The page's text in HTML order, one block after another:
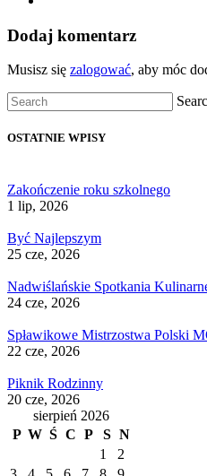
Dodaj komentarz
Musisz się zalogować, aby móc
OSTATNIE WPISY
Zakończenie roku szkolnego
1 lip, 2026
Być Najlepszym
25 cze, 2026
Nadwiślańskie Spotkania
24 cze, 2026
Spławikowe Mistrzostwa Polski
22 cze, 2026
Piknik Rodzinny
20 cze, 2026
sierpień 2026
P W Ś C P S N
1
2